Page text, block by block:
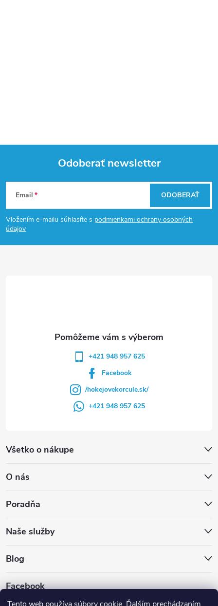
Z
á
p
Odoberať newsletter
Email
Vložením e-mailu súhlasíte s podmienkami ochrany osobných
údajov
ODOBERAŤ
Všetko o nákupe
O nás
Poradňa
Naše služby
Blog
Facebook
+421 948 957 625
Facebook
/hokejovekorcule.sk/
+421 948 957 625